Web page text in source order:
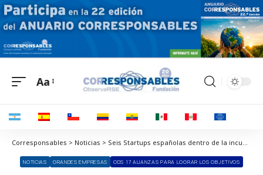
Aa
Corresponsables > Noticias > Seis Startups españolas dentro de la incubadora de Sigma para dar respuesta a los desafíos del sector de la alimentación
NOTICIAS GRANDES EMPRESAS ODS 17 ALIANZAS PARA LOGRAR LOS OBJETIVOS